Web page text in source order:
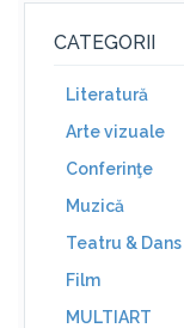
CATEGORII
Literatură
Arte vizuale
Conferinţe
Muzică
Teatru & Dans
Film
MULTIART